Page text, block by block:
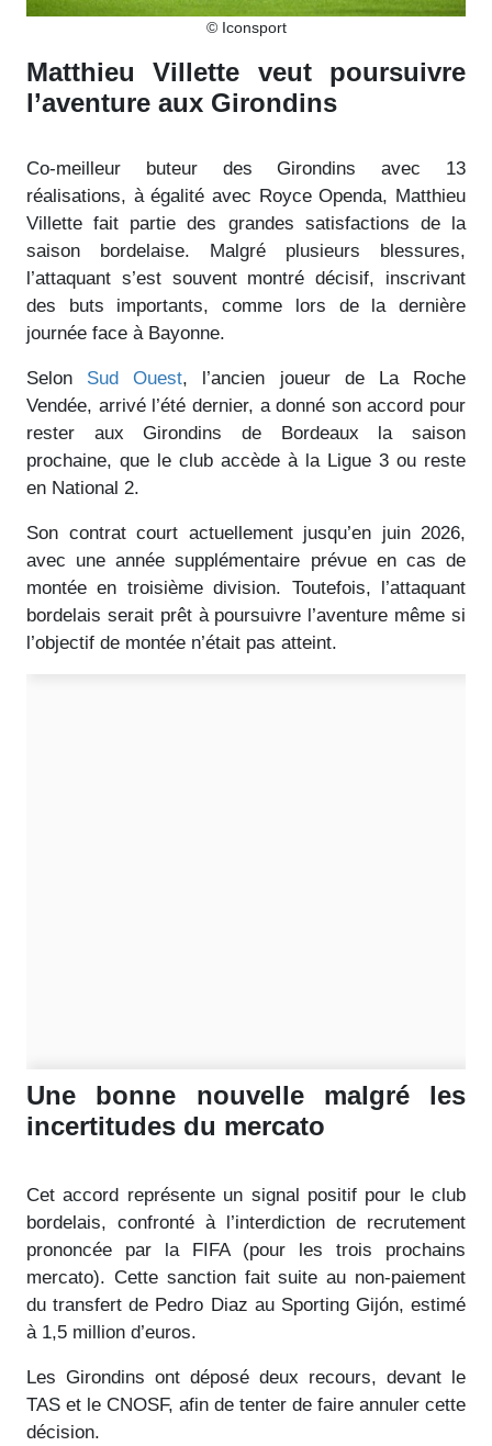
© Iconsport
Matthieu Villette veut poursuivre
l’aventure aux Girondins
Co-meilleur buteur des Girondins avec 13
réalisations, à égalité avec Royce Openda, Matthieu
Villette fait partie des grandes satisfactions de la
saison bordelaise. Malgré plusieurs blessures,
l’attaquant s’est souvent montré décisif, inscrivant
des buts importants, comme lors de la dernière
journée face à Bayonne.
Selon Sud Ouest, l’ancien joueur de La Roche
Vendée, arrivé l’été dernier, a donné son accord pour
rester aux Girondins de Bordeaux la saison
prochaine, que le club accède à la Ligue 3 ou reste
en National 2.
Son contrat court actuellement jusqu’en juin 2026,
avec une année supplémentaire prévue en cas de
montée en troisième division. Toutefois, l’attaquant
bordelais serait prêt à poursuivre l’aventure même si
l’objectif de montée n’était pas atteint.
Une bonne nouvelle malgré les
incertitudes du mercato
Cet accord représente un signal positif pour le club
bordelais, confronté à l’interdiction de recrutement
prononcée par la FIFA (pour les trois prochains
mercato). Cette sanction fait suite au non-paiement
du transfert de Pedro Diaz au Sporting Gijón, estimé
à 1,5 million d’euros.
Les Girondins ont déposé deux recours, devant le
TAS et le CNOSF, afin de tenter de faire annuler cette
décision.